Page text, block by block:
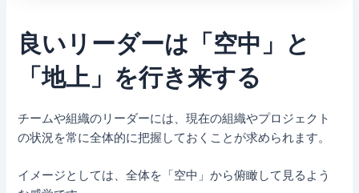
良いリーダーは「空中」と
「地上」を行き来する
チームや組織のリーダーには、現在の組織やプロジェクト
の状況を常に全体的に把握しておくことが求められます。
イメージとしては、全体を「空中」から俯瞰して見るよう